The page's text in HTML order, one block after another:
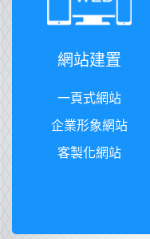
網站建置
一頁式網站
企業形象網站
客製化網站